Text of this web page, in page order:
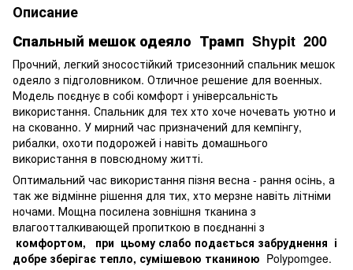
Описание
Спальный мешок одеяло Трамп Shypit 200
Прочний, легкий зносостійкий трисезонний спальник мешок
одеяло з підголовником. Отличное решение для военных.
Модель поєднує в собі комфорт і універсальність
використання. Спальник для тех хто хоче ночевать уютно и
на скованно. У мирний час призначений для кемпінгу,
рибалки, охоти подорожей і навіть домашнього
використання в повсюдному житті.
Оптимальний час використання пізня весна - рання осінь, а
так же відмінне рішення для тих, хто мерзне навіть літніми
ночами. Мощна посилена зовнішня тканина з
влагоотталкивающей пропиткою в поєднанні з
комфортом,
при цьому слабо подається забруднення і
добре зберігає тепло, сумішевою тканиною Polypomgee.